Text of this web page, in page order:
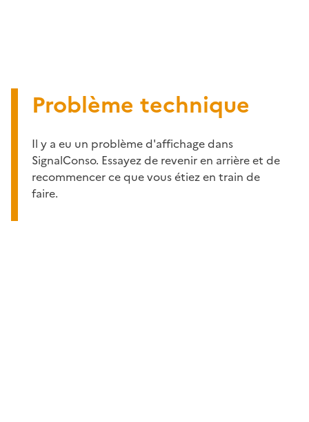
Problème technique
Il y a eu un problème d'affichage dans
SignalConso. Essayez de revenir en arrière et de
recommencer ce que vous étiez en train de
faire.